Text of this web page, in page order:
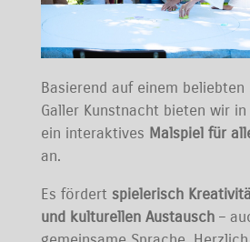
Basierend auf einem beliebten
Galler Kunstnacht bieten wir in
ein interaktives Malspiel für
an.
Es fördert spielerisch
und kulturellen Austausch–